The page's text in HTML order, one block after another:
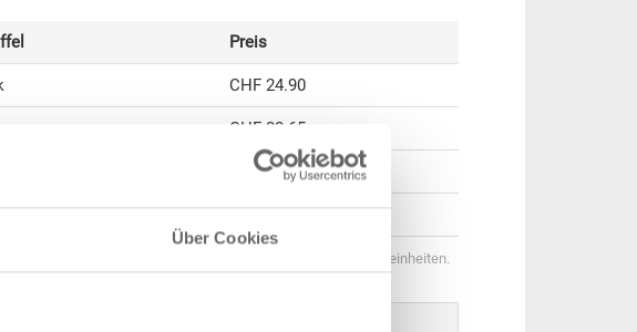
Über Cookies
Preis
CHF 24.90
CHF 22.65
CHF 20.75
CHF 17.95
Mengenstaffeln entsprechen Verpackungseinheiten.